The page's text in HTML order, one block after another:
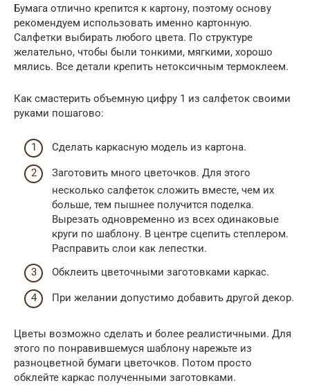
Бумага отлично крепится к картону, поэтому основу
рекомендуем использовать именно картонную.
Салфетки выбирать любого цвета. По структуре
желательно, чтобы были тонкими, мягкими, хорошо
мялись. Все детали крепить нетоксичным термоклеем.
Как смастерить объемную цифру 1 из салфеток своими
руками пошагово:
Сделать каркасную модель из картона.
Заготовить много цветочков. Для этого
несколько салфеток сложить вместе, чем их
больше, тем пышнее получится поделка.
Вырезать одновременно из всех одинаковые
круги по шаблону. В центре сцепить степлером.
Расправить слои как лепестки.
Обклеить цветочными заготовками каркас.
При желании допустимо добавить другой декор.
Цветы возможно сделать и более реалистичными. Для
этого по понравившемуся шаблону нарежьте из
разноцветной бумаги цветочков. Потом просто
обклейте каркас полученными заготовками.